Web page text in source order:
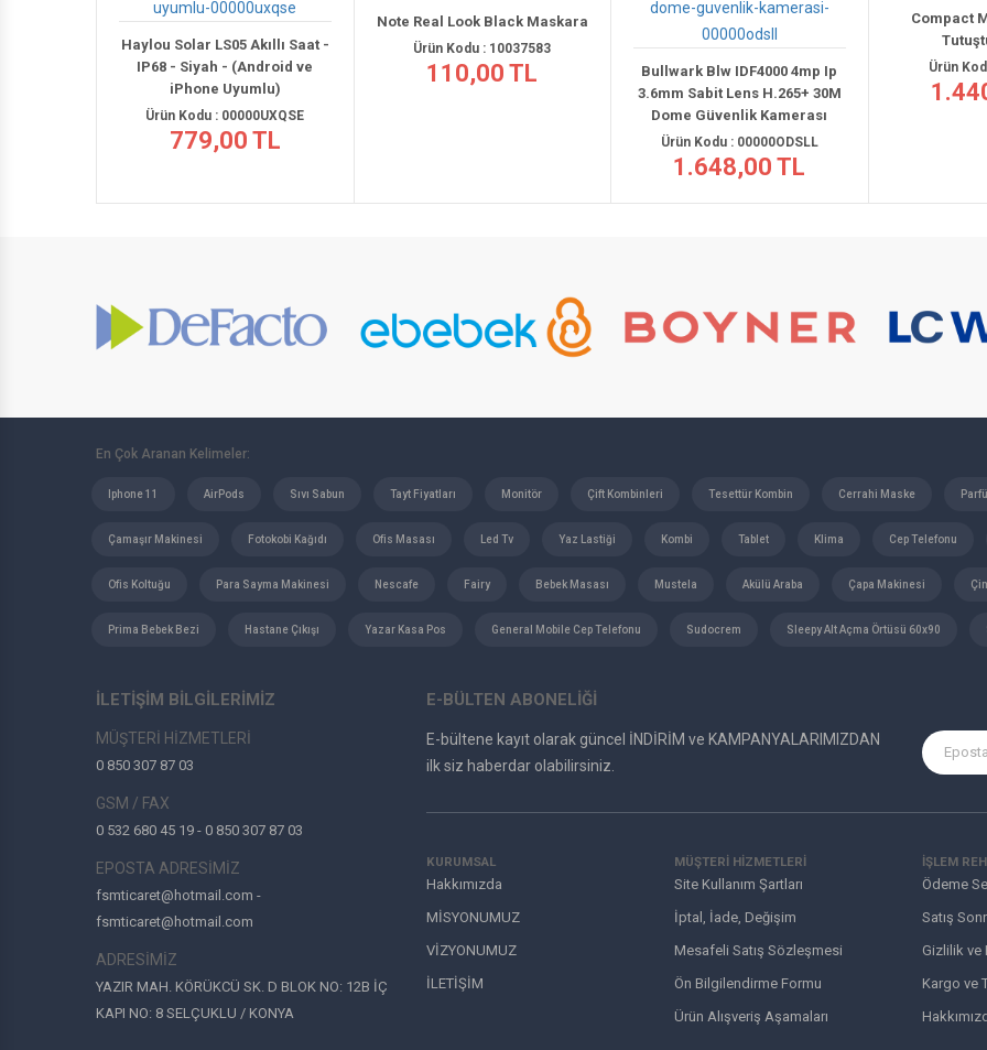
Note Real Look Black Maskara
Ürün Kodu : 10037583
110,00 TL
Bullwark Blw IDF4000 4mp Ip
3.6mm Sabit Lens H.265+ 30M
Dome Güvenlik Kamerası
Ürün Kodu : 00000ODSLL
1.648,00 TL
Compact
Ürün Kodu :
En Çok Aranan Kelimeler:
Iphone 11 AirPods Sıvı Sabun Tayt Fiyatları Monitör Çift Kombinleri Tesettür Kombin Cerrahi Maske
Çamaşır Makinesi Fotokobi Kağıdı Ofis Masası Led Tv Yaz Lastiği Kombi Tablet Klima Cep Telefonu
Ofis Koltuğu Para Sayma Makinesi Nescafe Fairy Bebek Masası Mustela Akülü Araba Çapa Makinesi
Prima Bebek Bezi Hastane Çıkışı Yazar Kasa Pos General Mobile Cep Telefonu Sudocrem Sleepy Alt Açma Örtüsü 60x90
İLETİŞİM BİLGİLERİMİZ
MÜŞTERİ HİZMETLERİ
0 850 307 87 03
GSM / FAX
0 532 680 45 19 - 0 850 307 87 03
EPOSTA ADRESİMİZ
fsmticaret@hotmail.com -
fsmticaret@hotmail.com
ADRESİMİZ
YAZIR MAH. KÖRÜKCÜ SK. D BLOK NO: 12B İÇ
KAPI NO: 8 SELÇUKLU / KONYA
E-BÜLTEN ABONELİĞİ
E-bültene kayıt olarak güncel İNDİRİM ve KAMPANYALARIMIZDAN
ilk siz haberdar olabilirsiniz.
KURUMSAL
Hakkımızda
MİSYONUMUZ
VİZYONUMUZ
İLETİŞİM
MÜŞTERI HIZMETLERI
Site Kullanım Şartları
İptal, İade, Değişim
Mesafeli Satış Sözleşmesi
Ön Bilgilendirme Formu
Ürün Alışveriş Aşamaları
İŞLEM
Ödeme
Satış
Gizlilik ve
Kargo ve